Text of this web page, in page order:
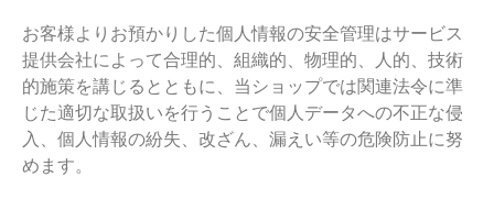
お客様よりお預かりした個人情報の安全管理はサービス
提供会社によって合理的、組織的、物理的、人的、技術
的施策を講じるとともに、当ショップでは関連法令に準
じた適切な取扱いを行うことで個人データへの不正な侵
入、個人情報の紛失、改ざん、漏えい等の危険防止に努
めます。